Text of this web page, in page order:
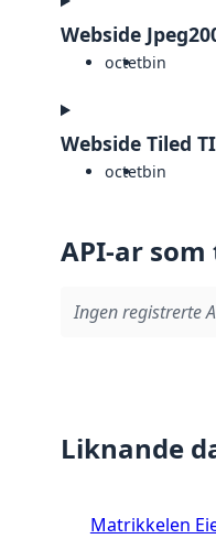
Webside
octetbin
Webside Tiled
octetbin
API-ar
Ingen registrerte
Liknande
Matrikkelen